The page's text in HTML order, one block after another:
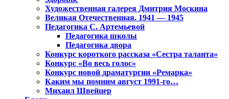
Художественная галерея Дмитрия Москина
Великая Отечественная. 1941 — 1945
Педагогика С. Артемьевой
Педагогика школы
Педагогика двора
Конкурс короткого рассказа «Сестра таланта»
Конкурс «Во весь голос»
Конкурс новой драматургии «Ремарка»
Каким мы помним август 1991-го…
Михаил Швейцер